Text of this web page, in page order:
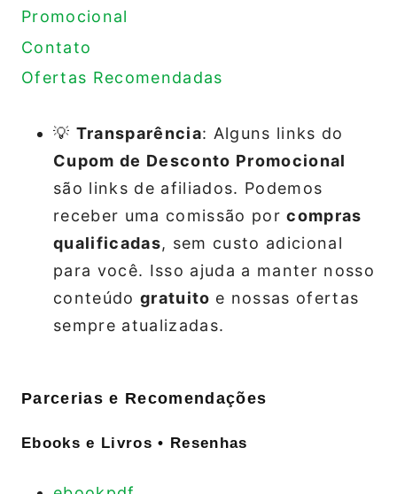
Promocional
Contato
Ofertas Recomendadas
💡 Transparência: Alguns links do
Cupom de Desconto Promocional
são links de afiliados. Podemos
receber uma comissão porcompras
qualificadas, sem custo adicional
para você. Isso ajuda a manter nosso
conteúdo gratuito e nossas ofertas
sempre atualizadas.
Parcerias e Recomendações
Ebooks e Livros • Resenhas